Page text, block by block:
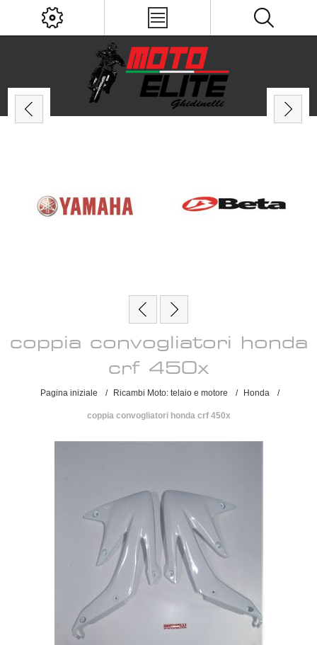
coppia convogliatori honda
crf 450x
Pagina iniziale / Ricambi Moto: telaio e motore / Honda /
coppia convogliatori honda crf 450x